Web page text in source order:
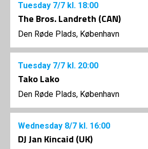
Tuesday 7/7 kl. 18:00
The Bros. Landreth (CAN)
Den Røde Plads, København
Tuesday 7/7 kl. 20:00
Tako Lako
Den Røde Plads, København
Wednesday 8/7 kl. 16:00
DJ Jan Kincaid (UK)